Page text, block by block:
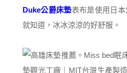
Duke公爵床墊表布是使用日
就知道，冰冰涼涼的好舒服。